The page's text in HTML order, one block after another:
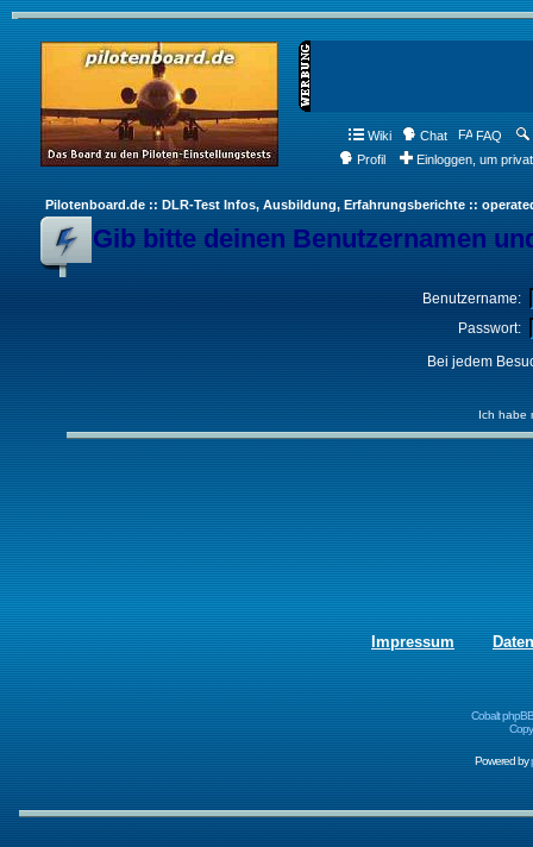
Wiki Chat FAQ
Profil
Einloggen, um
Pilotenboard.de :: DLR-Test Infos, Ausbildung, Erfahrungsberichte ::
Gib bitte deinen Benutzernamen
Benutzername:
Passwort:
Bei jedem
Ich habe
Impressum
Cobalt
Powered by